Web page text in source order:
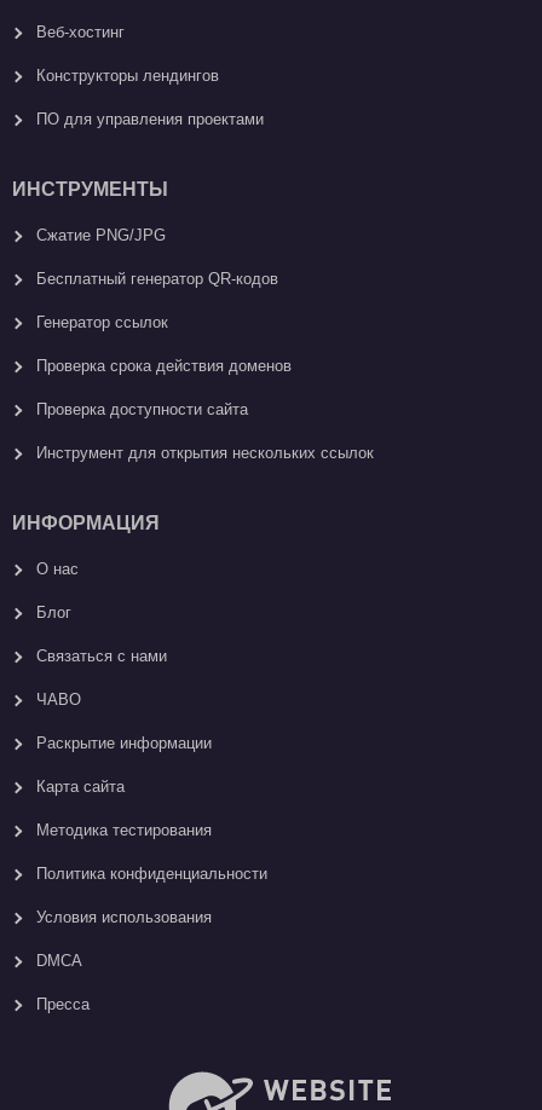
Веб-хостинг
Конструкторы лендингов
ПО для управления проектами
ИНСТРУМЕНТЫ
Сжатие PNG/JPG
Бесплатный генератор QR-кодов
Генератор ссылок
Проверка срока действия доменов
Проверка доступности сайта
Инструмент для открытия нескольких ссылок
ИНФОРМАЦИЯ
О нас
Блог
Связаться с нами
ЧАВО
Раскрытие информации
Карта сайтa
Методика тестирования
Политика конфиденциальности
Условия использования
DMCA
Пресса